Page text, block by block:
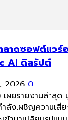
าดซอฟต์แวร์
AI ดิสรัปต์
2026 0
เผยรายงานล่าสุ
ลังเผชิญความเสี่